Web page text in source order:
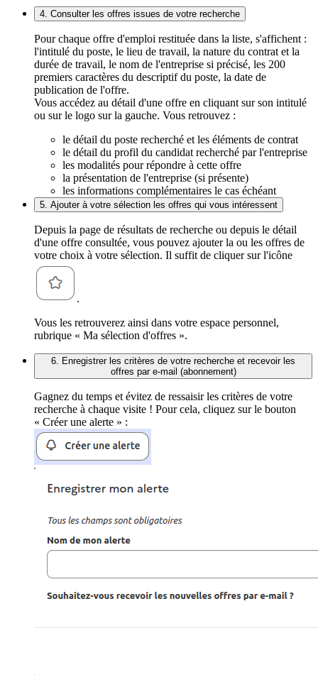
4. Consulter les offres issues de votre recherche
Pour chaque offre d'emploi restituée dans la liste, s'affichent :
l'intitulé du poste, le lieu de travail, la nature du contrat et la
durée de travail, le nom de l'entreprise si précisé, les 200
premiers caractères du descriptif du poste, la date de
publication de l'offre.
Vous accédez au détail d'une offre en cliquant sur son intitulé
ou sur le logo sur la gauche. Vous retrouvez :
le détail du poste recherché et les éléments de contrat
le détail du profil du candidat recherché par l'entreprise
les modalités pour répondre à cette offre
la présentation de l'entreprise (si présente)
les informations complémentaires le cas échéant
5. Ajouter à votre sélection les offres qui vous intéressent
Depuis la page de résultats de recherche ou depuis le détail
d'une offre consultée, vous pouvez ajouter la ou les offres de
votre choix à votre sélection. Il suffit de cliquer sur l'icône
.
Vous les retrouverez ainsi dans votre espace personnel,
rubrique « Ma sélection d'offres ».
6. Enregistrer les critères de votre recherche et recevoir les
offres par e-mail (abonnement)
Gagnez du temps et évitez de ressaisir les critères de votre
recherche à chaque visite ! Pour cela, cliquez sur le bouton
« Créer une alerte » :